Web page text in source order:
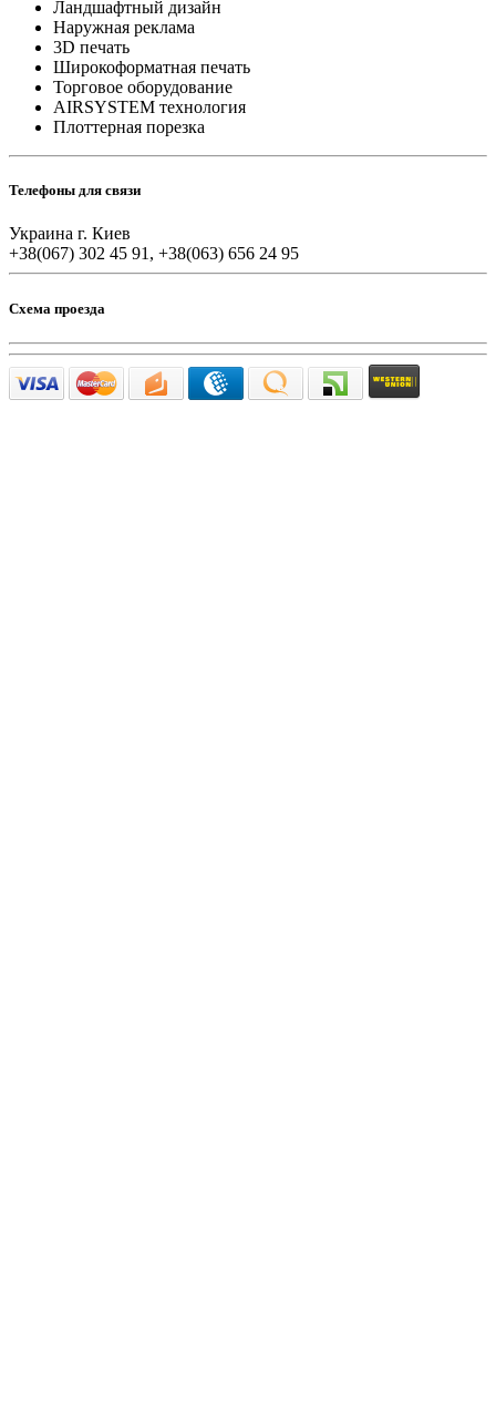
Ландшафтный дизайн
Наружная реклама
3D печать
Широкоформатная печать
Торговое оборудование
AIRSYSTEM технология
Плоттерная порезка
Телефоны для связи
Украина г. Киев
+38(067) 302 45 91, +38(063) 656 24 95
Схема проезда